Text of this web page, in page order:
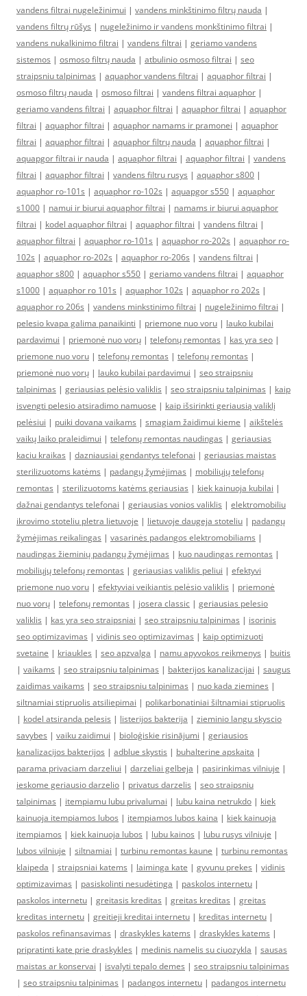
vandens filtrai nugeležinimui | vandens minkštinimo filtrų nauda |
vandens filtrų rūšys | nugeležinimo ir vandens monkštinimo filtrai |
vandens nukalkinimo filtrai | vandens filtrai | geriamo vandens
sistemos | osmoso filtrų nauda | atbulinio osmoso filtrai | seo
straipsniu talpinimas | aquaphor vandens filtrai | aquaphor filtrai |
osmoso filtrų nauda | osmoso filtrai | vandens filtrai aquaphor |
geriamo vandens filtrai | aquaphor filtrai | aquaphor filtrai | aquaphor
filtrai | aquaphor filtrai | aquaphor namams ir pramonei | aquaphor
filtrai | aquaphor filtrai | aquaphor filtrų nauda | aquaphor filtrai |
aquapgor filtrai ir nauda | aquaphor filtrai | aquaphor filtrai | vandens
filtrai | aquaphor filtrai | vandens filtru rusys | aquaphor s800 |
aquaphor ro-101s | aquaphor ro-102s | aquapgor s550 | aquaphor
s1000 | namui ir biurui aquaphor filtrai | namams ir biurui aquaphor
filtrai | kodel aquaphor filtrai | aquaphor filtrai | vandens filtrai |
aquaphor filtrai | aquaphor ro-101s | aquaphor ro-202s | aquaphor ro-
102s | aquaphor ro-202s | aquaphor ro-206s | vandens filtrai |
aquaphor s800 | aquaphor s550 | geriamo vandens filtrai | aquaphor
s1000 | aquaphor ro 101s | aquaphor 102s | aquaphor ro 202s |
aquaphor ro 206s | vandens minkstinimo filtrai | nugeležinimo filtrai |
pelesio kvapa galima panaikinti | priemone nuo voru | lauko kubilai
pardavimui | priemonė nuo vorų | telefonų remontas | kas yra seo |
priemone nuo voru | telefonų remontas | telefonų remontas |
priemonė nuo vorų | lauko kubilai pardavimui | seo straipsniu
talpinimas | geriausias pelėsio valiklis | seo straipsniu talpinimas | kaip
isvengti pelesio atsiradimo namuose | kaip išsirinkti geriausią valiklį
pelėsiui | puiki dovana vaikams | smagiam žaidimui kieme | aikštelės
vaikų laiko praleidimui | telefonų remontas naudingas | geriausias
kaciu kraikas | dazniausiai gendantys telefonai | geriausias maistas
sterilizuotoms katėms | padangų žymėjimas | mobiliųjų telefonų
remontas | sterilizuotoms katėms geriausias | kiek kainuoja kubilai |
dažnai gendantys telefonai | geriausias vonios valiklis | elektromobiliu
ikrovimo stoteliu pletra lietuvoje | lietuvoje daugeja stoteliu | padangų
žymėjimas reikalingas | vasarinės padangos elektromobiliams |
naudingas žieminių padangų žymėjimas | kuo naudingas remontas |
mobiliųjų telefonų remontas | geriausias valiklis peliui | efektyvi
priemone nuo voru | efektyviai veikiantis pelėsio valiklis | priemonė
nuo vorų | telefonų remontas | josera classic | geriausias pelesio
valiklis | kas yra seo straipsniai | seo straipsniu talpinimas | isorinis
seo optimizavimas | vidinis seo optimizavimas | kaip optimizuoti
svetaine | kriaukles | seo apzvalga | namu apyvokos reikmenys | buitis
| vaikams | seo straipsniu talpinimas | bakterijos kanalizacijai | saugus
zaidimas vaikams | seo straipsniu talpinimas | nuo kada ziemines |
siltnamiai stipruolis atsiliepimai | polikarbonatiniai šiltnamiai stipruolis
| kodel atsiranda pelesis | listerijos bakterija | zieminio langu skyscio
savybes | vaiku zaidimui | bioloģiskie risinājumi | geriausios
kanalizacijos bakterijos | adblue skystis | buhalterine apskaita |
parama privaciam darzeliui | darzeliai gelbeja | pasirinkimas vilniuje |
ieskome geriausio darzelio | privatus darzelis | seo straipsniu
talpinimas | itempiamu lubu privalumai | lubu kaina netrukdo | kiek
kainuoja itempiamos lubos | itempiamos lubos kaina | kiek kainuoja
itempiamos | kiek kainuoja lubos | lubu kainos | lubu rusys vilniuje |
lubos vilniuje | siltnamiai | turbinu remontas kaune | turbinu remontas
klaipeda | straipsniai katems | laiminga kate | gyvunu prekes | vidinis
optimizavimas | pasiskolinti nesudėtinga | paskolos internetu |
paskolos internetu | greitasis kreditas | greitas kreditas | greitas
kreditas internetu | greitieji kreditai internetu | kreditas internetu |
paskolos refinansavimas | draskykles katems | draskykles katems |
pripratinti kate prie draskykles | medinis namelis su ciuozykla | sausas
maistas ar konservai | isvalyti tepalo demes | seo straipsniu talpinimas
| seo straipsniu talpinimas | padangos internetu | padangos internetu